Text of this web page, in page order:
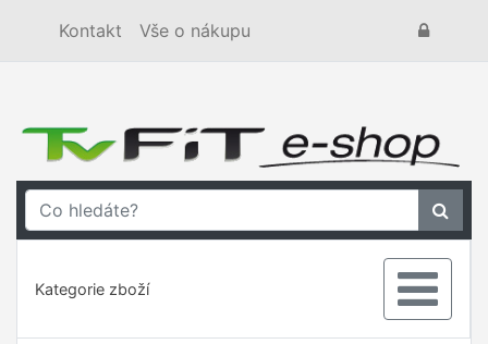
Kontakt Vše o nákupu
Kategorie zboží